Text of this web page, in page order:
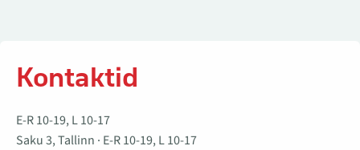
Kontaktid
E-R 10-19, L 10-17
Saku 3, Tallinn · E-R 10-19, L 10-17